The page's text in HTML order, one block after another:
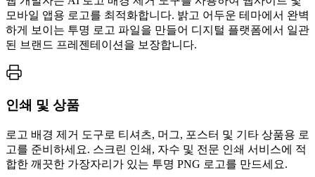
모바일 앱용 로고를 최적화합니다. 밝고 어두운 테마에서 완벽
하게 보이는 투명 로고 파일을 만들어 디지털 플랫폼에서 일관
된 브랜드 프레젠테이션을 보장합니다.
인쇄 및 상품
로고 배경 제거 도구로 티셔츠, 머그, 포스터 및 기타 상품용 로
고를 준비하세요. 스크린 인쇄, 자수 및 전문 인쇄 서비스에 적
합한 깨끗한 가장자리가 있는 투명 PNG 로고를 만드세요.